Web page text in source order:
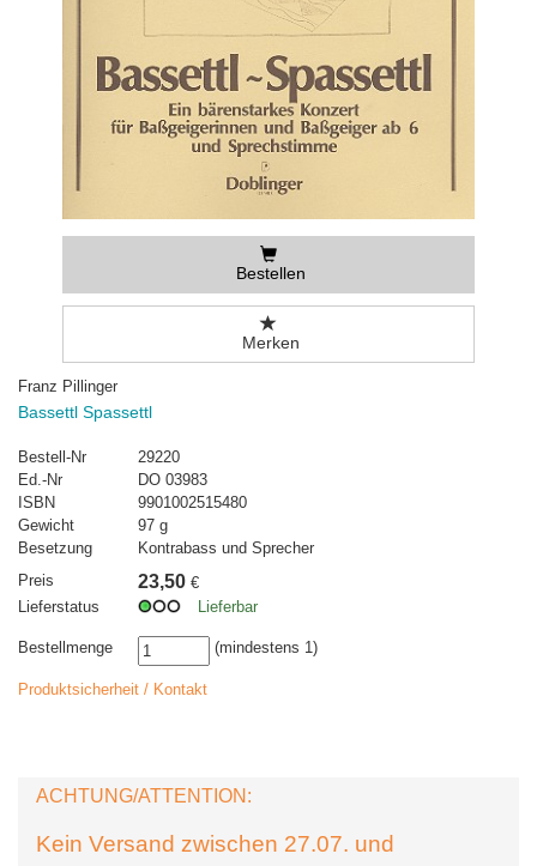
Bestellen
Merken
Franz Pillinger
Bassettl Spassettl
Bestell-Nr
29220
Ed.-Nr
DO 03983
ISBN
9901002515480
Gewicht
97 g
Besetzung
Kontrabass und Sprecher
Preis
23,50 €
Lieferstatus
Lieferbar
Bestellmenge (mindestens 1)
Produktsicherheit / Kontakt
ACHTUNG/ATTENTION:
Kein Versand zwischen 27.07. und